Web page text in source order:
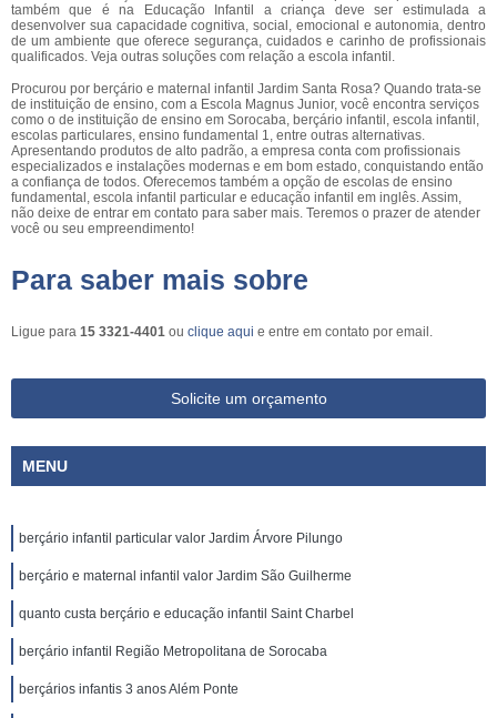
também que é na Educação Infantil a criança deve ser estimulada a
desenvolver sua capacidade cognitiva, social, emocional e autonomia, dentro
de um ambiente que oferece segurança, cuidados e carinho de profissionais
qualificados. Veja outras soluções com relação a escola infantil.
Procurou por berçário e maternal infantil Jardim Santa Rosa? Quando trata-se
de instituição de ensino, com a Escola Magnus Junior, você encontra serviços
como o de instituição de ensino em Sorocaba, berçário infantil, escola infantil,
escolas particulares, ensino fundamental 1, entre outras alternativas.
Apresentando produtos de alto padrão, a empresa conta com profissionais
especializados e instalações modernas e em bom estado, conquistando então
a confiança de todos. Oferecemos também a opção de escolas de ensino
fundamental, escola infantil particular e educação infantil em inglês. Assim,
não deixe de entrar em contato para saber mais. Teremos o prazer de atender
você ou seu empreendimento!
Para saber mais sobre
Ligue para 15 3321-4401 ou clique aqui e entre em contato por email.
Solicite um orçamento
MENU
berçário infantil particular valor Jardim Árvore Pilungo
berçário e maternal infantil valor Jardim São Guilherme
quanto custa berçário e educação infantil Saint Charbel
berçário infantil Região Metropolitana de Sorocaba
berçários infantis 3 anos Além Ponte